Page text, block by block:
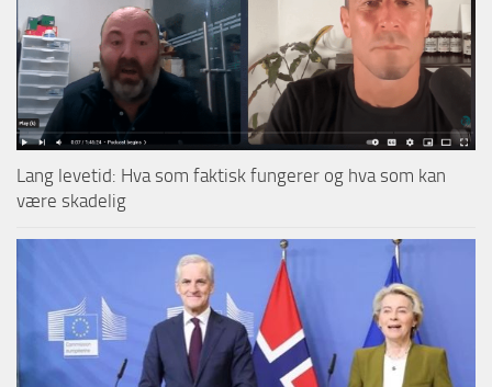
Lang levetid: Hva som faktisk fungerer og hva som kan
være skadelig